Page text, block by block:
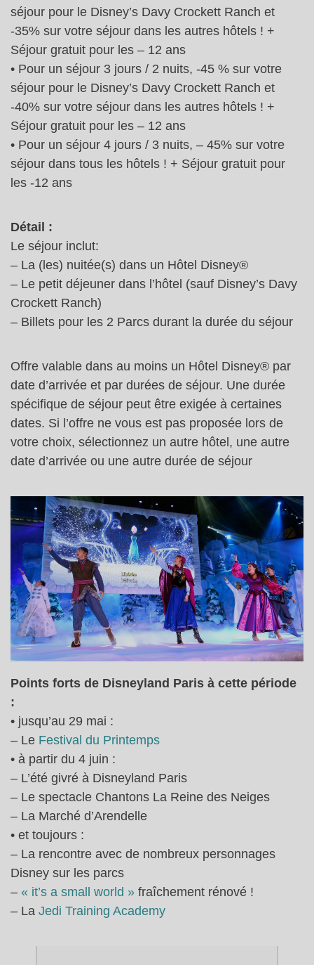
séjour pour le Disney’s Davy Crockett Ranch et
-35% sur votre séjour dans les autres hôtels ! +
Séjour gratuit pour les – 12 ans
• Pour un séjour 3 jours / 2 nuits, -45 % sur votre
séjour pour le Disney’s Davy Crockett Ranch et
-40% sur votre séjour dans les autres hôtels ! +
Séjour gratuit pour les – 12 ans
• Pour un séjour 4 jours / 3 nuits, – 45% sur votre
séjour dans tous les hôtels ! + Séjour gratuit pour
les -12 ans
Détail :
Le séjour inclut:
– La (les) nuitée(s) dans un Hôtel Disney®
– Le petit déjeuner dans l’hôtel (sauf Disney’s Davy
Crockett Ranch)
– Billets pour les 2 Parcs durant la durée du séjour
Offre valable dans au moins un Hôtel Disney® par
date d’arrivée et par durées de séjour. Une durée
spécifique de séjour peut être exigée à certaines
dates. Si l’offre ne vous est pas proposée lors de
votre choix, sélectionnez un autre hôtel, une autre
date d’arrivée ou une autre durée de séjour
Points forts de Disneyland Paris à cette période
:
• jusqu’au 29 mai :
– Le Festival du Printemps
• à partir du 4 juin :
– L’été givré à Disneyland Paris
– Le spectacle Chantons La Reine des Neiges
– La Marché d’Arendelle
• et toujours :
– La rencontre avec de nombreux personnages
Disney sur les parcs
– « it’s a small world » fraîchement rénové !
– La Jedi Training Academy